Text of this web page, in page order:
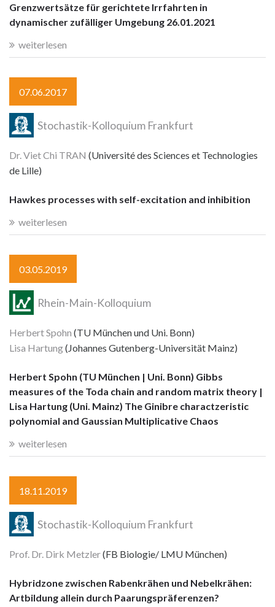
Grenzwertsätze für gerichtete Irrfahrten in
dynamischer zufälliger Umgebung 26.01.2021
weiterlesen
07.06.2017
Stochastik-Kolloquium Frankfurt
Dr. Viet Chi TRAN (Université des Sciences et Technologies
de Lille)
Hawkes processes with self-excitation and inhibition
weiterlesen
03.05.2019
Rhein-Main-Kolloquium
Herbert Spohn (TU München und Uni. Bonn)
Lisa Hartung(Johannes Gutenberg-Universität Mainz)
Herbert Spohn (TU München | Uni. Bonn) Gibbs
measures of the Toda chain and random matrix theory |
Lisa Hartung (Uni. Mainz) The Ginibre charactzeristic
polynomial and Gaussian Multiplicative Chaos
weiterlesen
18.11.2019
Stochastik-Kolloquium Frankfurt
Prof. Dr. Dirk Metzler(FB Biologie/ LMU München)
Hybridzone zwischen Rabenkrähen und Nebelkrähen:
Artbildung allein durch Paarungspräferenzen?